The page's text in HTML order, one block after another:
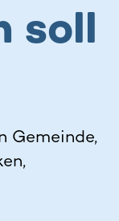
soll
Gemeinde,